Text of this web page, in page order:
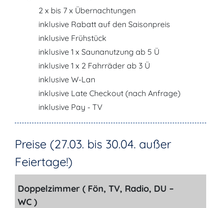
2 x bis 7 x Übernachtungen
inklusive Rabatt auf den Saisonpreis
inklusive Frühstück
inklusive 1 x Saunanutzung ab 5 Ü
inklusive 1 x 2 Fahrräder ab 3 Ü
inklusive W-Lan
inklusive Late Checkout (nach Anfrage)
inklusive Pay - TV
Preise (27.03. bis 30.04. außer
Feiertage!)
Doppelzimmer ( Fön, TV, Radio, DU –
WC )